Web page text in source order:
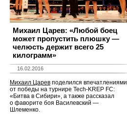
Михаил Царев: «Любой боец
может пропустить плюшку —
челюсть держит всего 25
килограмм»
16.02.2016
Михаил Царев поделился впечатлениями
от победы на турнире Tech-KREP FC:
«Битва в Сибири», а также рассказал
о фаворите боя Василевский —
Шлеменко.